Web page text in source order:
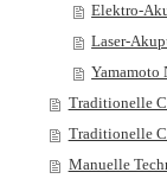
Elektro-
Laser-
Yamamoto
Traditionelle
Traditionelle
Manuelle